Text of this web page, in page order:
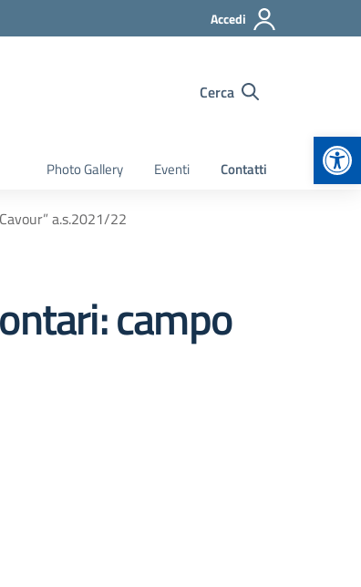
Accedi
Cerca
Photo Gallery Eventi Contatti
a.s.2021/22
campo